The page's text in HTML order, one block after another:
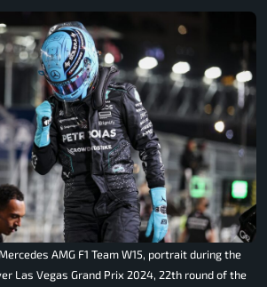
AMG F1 Team W15, portrait during the
Las Vegas Grand Prix 2024, 22th round of the